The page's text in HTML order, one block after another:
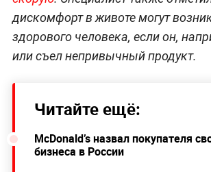
дискомфорт в животе могут
здорового человека, если он,
или съел непривычный продукт.
Читайте ещё:
McDonald’s назвал покупателя
бизнеса в России